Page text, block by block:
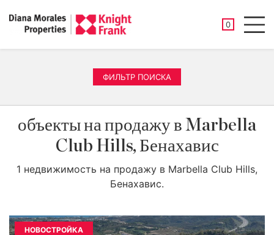
0
ФИЛЬТР ПОИСКА
объекты на продажу в Marbella
Club Hills, Бенахавис
1 недвижимость на продажу в Marbella Club Hills,
Бенахавис.
НОВОСТРОЙКА